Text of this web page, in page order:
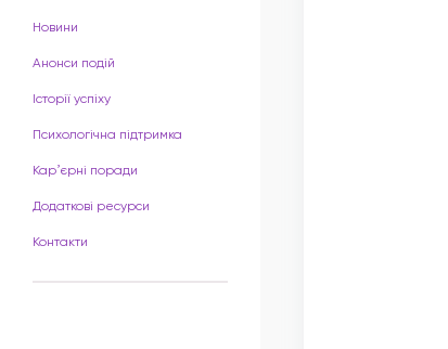
Новини
Анонси подій
Історії успіху
Психологічна підтримка
Карʼєрні поради
Додаткові ресурси
Контакти